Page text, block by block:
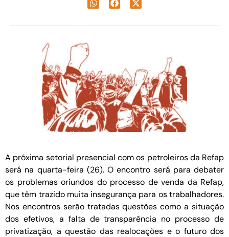
A próxima setorial presencial com os petroleiros da Refap
será na quarta-feira (26). O encontro será para debater
os problemas oriundos do processo de venda da Refap,
que têm trazido muita insegurança para os trabalhadores.
Nos encontros serão tratadas questões como a situação
dos efetivos, a falta de transparência no processo de
privatização, a questão das realocações e o futuro dos